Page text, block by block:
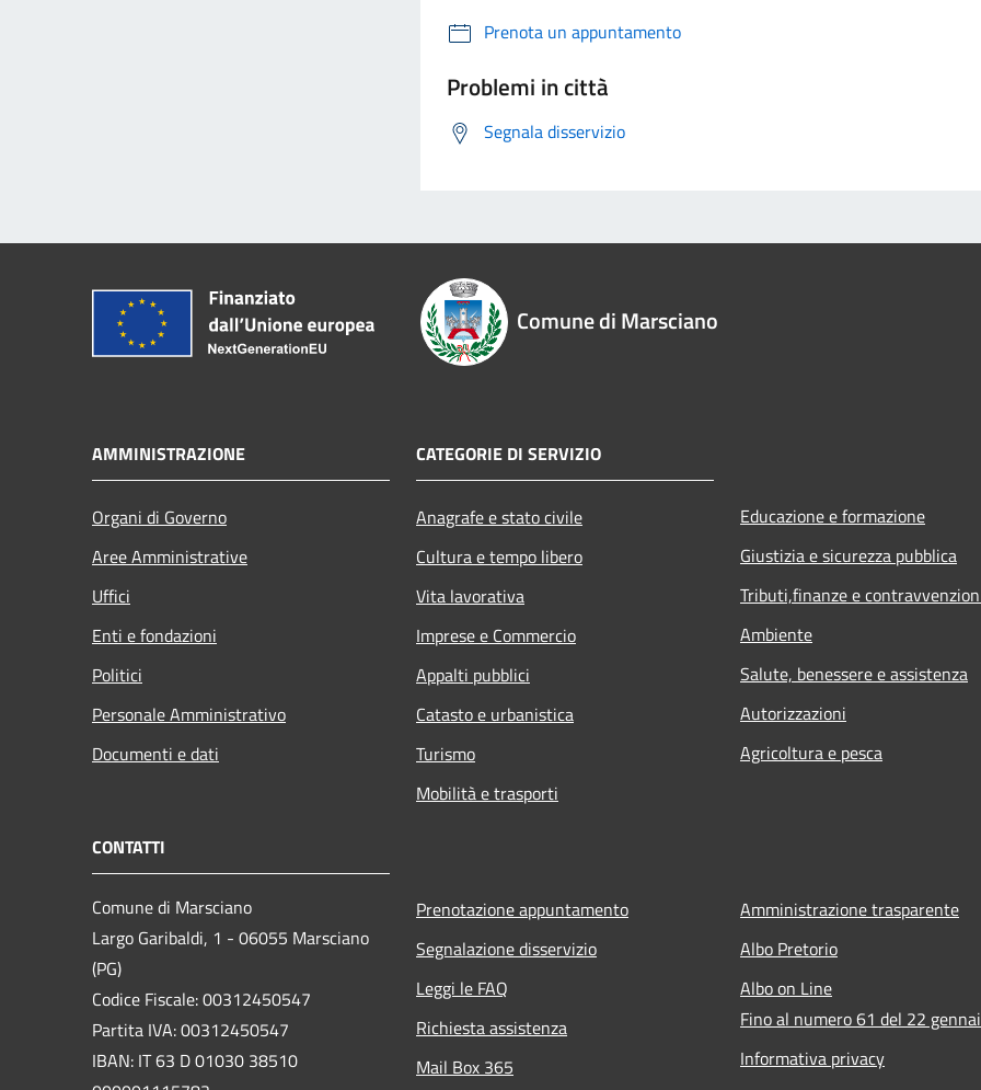
Prenota un appuntamento
Problemi in città
Segnala disservizio
Comune di Marsciano
AMMINISTRAZIONE
Organi di Governo
Aree Amministrative
Uffici
Enti e fondazioni
Politici
Personale Amministrativo
Documenti e dati
CATEGORIE DI SERVIZIO
Anagrafe e stato civile
Cultura e tempo libero
Vita lavorativa
Imprese e Commercio
Appalti pubblici
Catasto e urbanistica
Turismo
Mobilità e trasporti
Educazione e formazione
Giustizia e sicurezza pubblica
Tributi,finanze e
Ambiente
Salute, benessere e assistenza
Autorizzazioni
Agricoltura e pesca
CONTATTI
Comune di Marsciano
Largo Garibaldi, 1 - 06055 Marsciano
(PG)
Codice Fiscale: 00312450547
Partita IVA: 00312450547
IBAN: IT 63 D 01030 38510
Prenotazione appuntamento
Segnalazione disservizio
Leggi le FAQ
Richiesta assistenza
Mail Box 365
Amministrazione trasparente
Albo Pretorio
Albo on Line
Fino al numero 61 del 22
Informativa privacy